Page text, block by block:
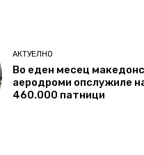
АКТУЕЛНО
Во еден месец
аеродроми опслужиле
460.000 патници